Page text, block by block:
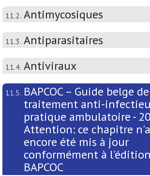
11.2. Antimycosiques
11.3. Antiparasitaires
11.4. Antiviraux
11.5. BAPCOC – Guide belge de
traitement anti-
pratique ambulatoire -
Attention: ce chapitre
encore été mis à jour
conformément à
BAPCOC